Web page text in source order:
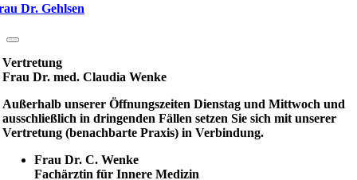
Dr. Gehlsen
Vertretung
Frau Dr. med. Claudia Wenke
Außerhalb unserer Öffnungszeiten Dienstag und Mittwoch und
ausschließlich in dringenden Fällen setzen Sie sich mit unserer
Vertretung (benachbarte Praxis) in Verbindung.
Frau Dr. C. Wenke
Fachärztin für Innere Medizin